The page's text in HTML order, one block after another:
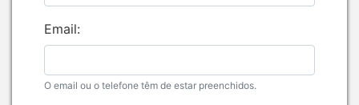
Email:
O email ou o telefone têm de estar preenchidos.